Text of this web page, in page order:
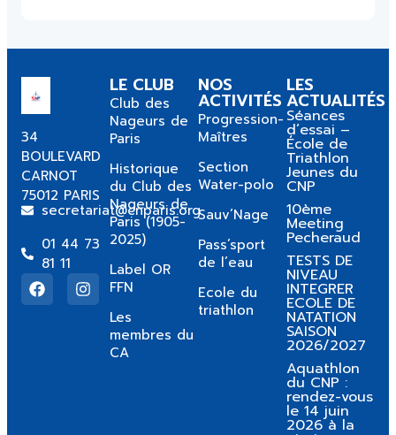
34
BOULEVARD
CARNOT
75012 PARIS
secretariat@cnparis.org
01 44 73
81 11
LE CLUB
Club des
Nageurs de
Paris
Historique
du Club des
Nageurs de
Paris (1905-
2025)
Label OR
FFN
Les
membres du
CA
NOS
ACTIVITÉS
Progression-
Maîtres
Section
Water-polo
Sauv’Nage
Pass’sport
de l’eau
Ecole du
triathlon
LES
ACTUALITÉS
Séances
d’essai –
École de
Triathlon
Jeunes du
CNP
10ème
Meeting
Pecheraud
TESTS DE
NIVEAU
INTEGRER
ECOLE DE
NATATION
SAISON
2026/2027
Aquathlon
du CNP :
rendez-vous
le 14 juin
2026 à la